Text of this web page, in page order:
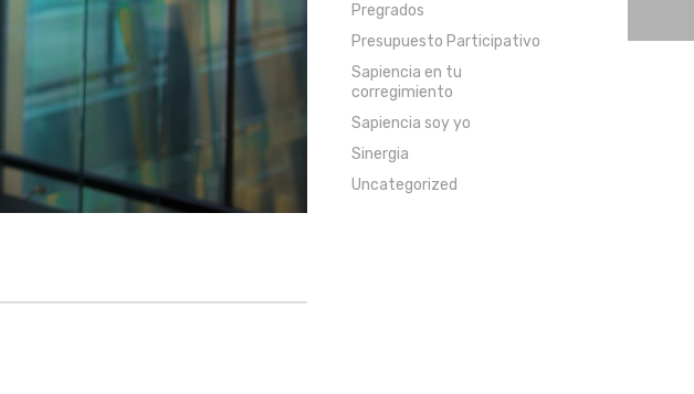
Pregrados
Presupuesto Participativo
Sapiencia en tu
corregimiento
Sapiencia soy yo
Sinergia
Uncategorized